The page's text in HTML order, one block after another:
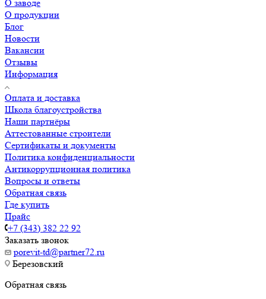
О заводе
О продукции
Блог
Новости
Вакансии
Отзывы
Информация
Оплата и доставка
Школа благоустройства
Наши партнёры
Аттестованные строители
Сертификаты и документы
Политика конфиденциальности
Антикоррупционная политика
Вопросы и ответы
Обратная связь
Где купить
Прайс
+7 (343) 382 22 92
Заказать звонок
porevit-td@partner72.ru
Березовский
Обратная связь